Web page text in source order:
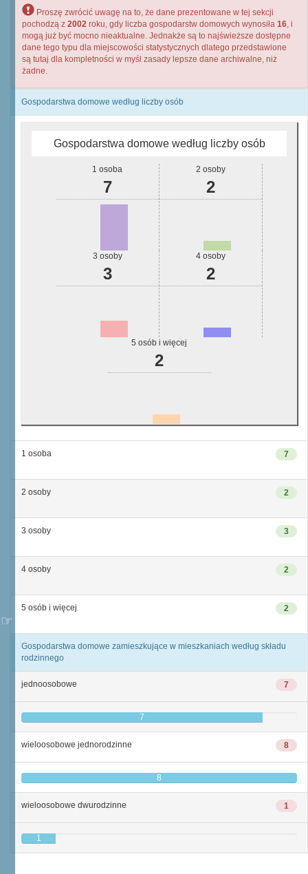
Proszę zwrócić uwagę na to, że dane prezentowane w tej sekcji
pochodzą z 2002 roku, gdy liczba gospodarstw domowych wynosiła 16, i
mogą już być mocno nieaktualne. Jednakże są to najświeższe dostępne
dane tego typu dla miejscowości statystycznych dlatego przedstawione
są tutaj dla kompletności w myśl zasady lepsze dane archiwalne, niż
żadne.
Gospodarstwa domowe według liczby osób
Gospodarstwa domowe według liczby osób
1 osoba
7
2 osoby
2
3 osoby
3
4 osoby
2
5 osób i więcej
2
7
1 osoba
2
2 osoby
3
3 osoby
2
4 osoby
2
5 osób i więcej
Gospodarstwa domowe zamieszkujące w mieszkaniach według składu
rodzinnego
7
jednoosobowe
7
8
wieloosobowe jednorodzinne
8
1
wieloosobowe dwurodzinne
1